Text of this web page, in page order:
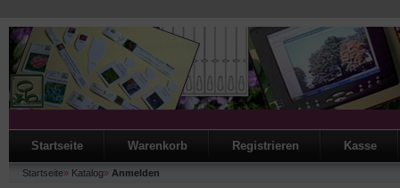
Startseite Warenkorb Registrieren Kasse
Startseite» Katalog» Anmelden